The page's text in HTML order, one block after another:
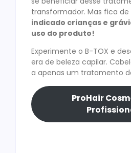
transformador. Mas fica de
indicado crianças e
uso do produto!
Experimente o B-TOX e
era de beleza capilar.
a apenas um tratamento
ProHair